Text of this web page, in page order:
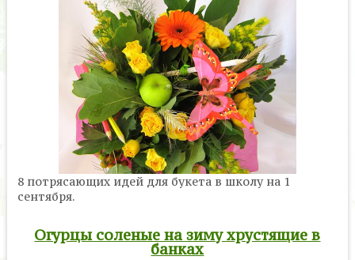
8 потрясающих идей для букета в школу на 1
сентября.
Огурцы соленые на зиму хрустящие в
банках